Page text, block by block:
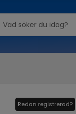
Redan registrerad?